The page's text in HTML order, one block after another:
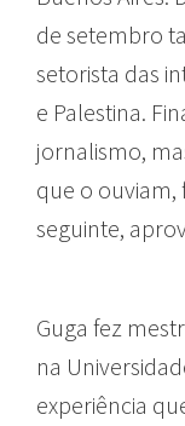
de setembro
setorista das
e Palestina.
jornalismo,
que o ouviam,
seguinte,
Guga fez
na
experiência